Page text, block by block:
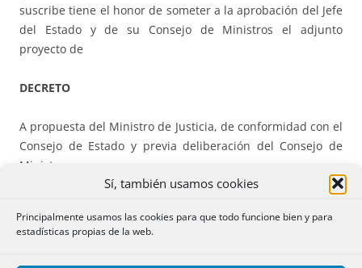
Sí, también usamos cookies
Principalmente usamos las cookies para que todo funcione bien y para
estadísticas propias de la web.
suscribe tiene el honor de someter a la aprobación del Jefe
del Estado y de su Consejo de Ministros el adjunto
proyecto de
DECRETO
A propuesta del Ministro de Justicia, de conformidad con el
Consejo de Estado y previa deliberación del Consejo de
Ministros